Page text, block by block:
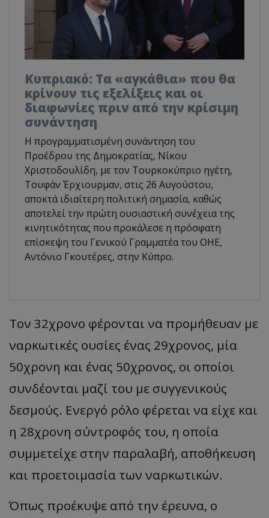
Κυπριακό: Τα «αγκάθια» που θα
κρίνουν τις εξελίξεις και οι
διαφωνίες πριν από την κρίσιμη
συνάντηση
Η προγραμματισμένη συνάντηση του
Προέδρου της Δημοκρατίας, Νίκου
Χριστοδουλίδη, με τον Τουρκοκύπριο ηγέτη,
Τουφάν Έρχιουρμαν, στις 26 Αυγούστου,
αποκτά ιδιαίτερη πολιτική σημασία, καθώς
αποτελεί την πρώτη ουσιαστική συνέχεια της
κινητικότητας που προκάλεσε η πρόσφατη
επίσκεψη του Γενικού Γραμματέα του ΟΗΕ,
Αντόνιο Γκουτέρες, στην Κύπρο.
Τον 32χρονο φέρονται να προμήθευαν με
ναρκωτικές ουσίες ένας 29χρονος, μία
50χρονη και ένας 50χρονος, οι οποίοι
συνδέονται μαζί του με συγγενικούς
δεσμούς. Ενεργό ρόλο φέρεται να είχε και
η 28χρονη σύντροφός του, η οποία
συμμετείχε στην παραλαβή, αποθήκευση
και προετοιμασία των ναρκωτικών.
Όπως προέκυψε από την έρευνα, ο